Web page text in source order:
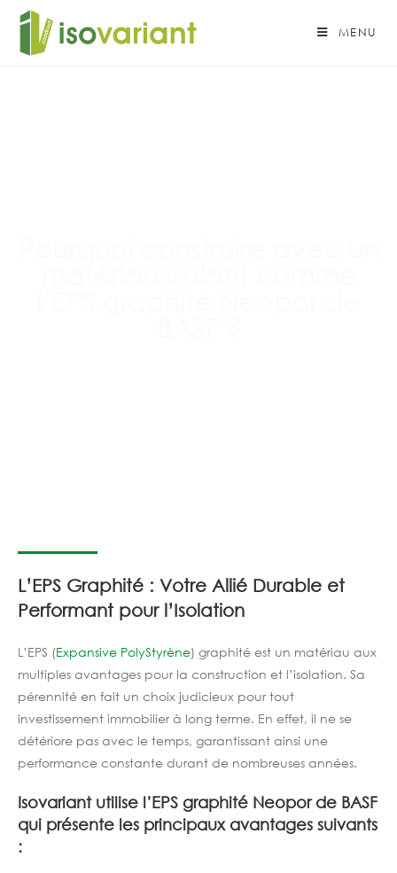
MENU
L’EPS Graphité : Votre Allié Durable et
Performant pour l’Isolation
L’EPS (Expansive PolyStyrène) graphité est un matériau aux
multiples avantages pour la construction et l’isolation. Sa
pérennité en fait un choix judicieux pour tout
investissement immobilier à long terme. En effet, il ne se
détériore pas avec le temps, garantissant ainsi une
performance constante durant de nombreuses années.
Isovariant utilise l’EPS graphité Neopor de BASF
qui présente les principaux avantages suivants
: